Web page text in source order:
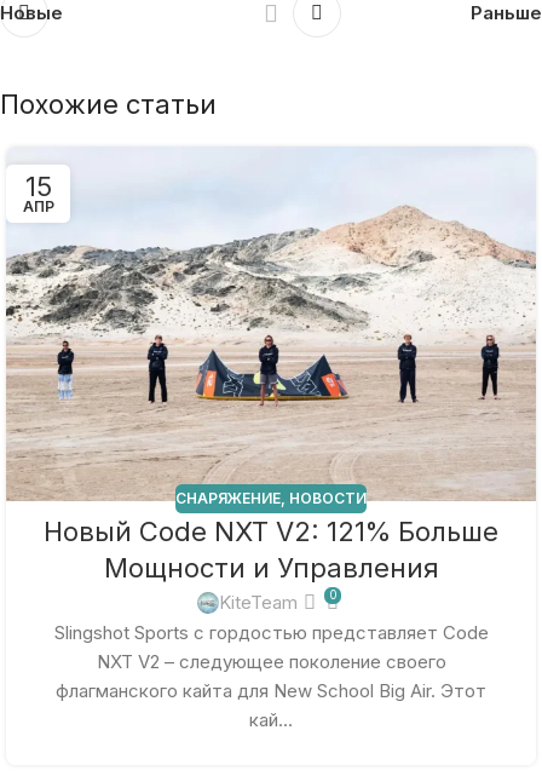
Новые Раньше
Похожие статьи
15
АПР
СНАРЯЖЕНИЕ, НОВОСТИ
Новый Code NXT V2: 121% Больше
Мощности и Управления
KiteTeam 0
Slingshot Sports с гордостью представляет Code
NXT V2 – следующее поколение своего
флагманского кайта для New School Big Air. Этот
кай...